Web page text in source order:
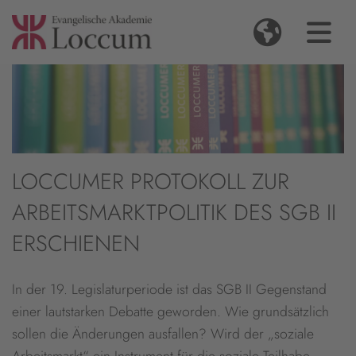
LOCCUMER PROTOKOLL ZUR
ARBEITSMARKTPOLITIK DES SGB II
ERSCHIENEN
In der 19. Legislaturperiode ist das SGB II Gegenstand
einer lautstarken Debatte geworden. Wie grundsätzlich
sollen die Änderungen ausfallen? Wird der „soziale